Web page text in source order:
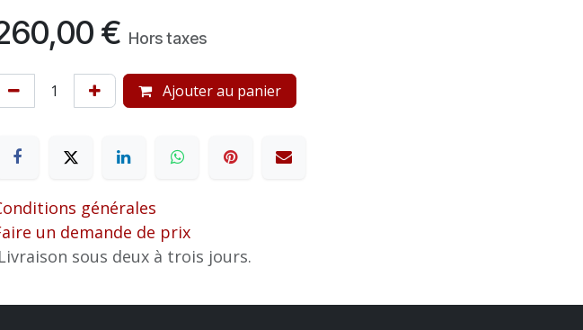
€ Hors taxes
Ajouter au panier
générales
un demande de prix
Livraison sous deux à trois jours.